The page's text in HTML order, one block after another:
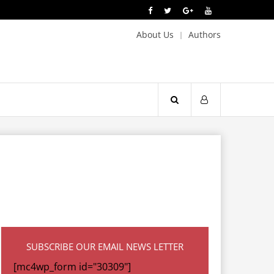
About Us Authors
SUBSCRIBE OUR EMAIL NEWS LETTER
[mc4wp_form id="30309"]